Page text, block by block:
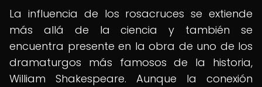
La influencia de los rosacruces se extiende
más allá de la ciencia y también se
encuentra presente en la obra de uno de los
dramaturgos más famosos de la historia,
William Shakespeare. Aunque la conexión